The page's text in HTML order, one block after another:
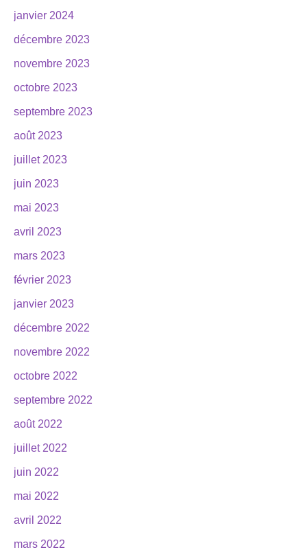
janvier 2024
décembre 2023
novembre 2023
octobre 2023
septembre 2023
août 2023
juillet 2023
juin 2023
mai 2023
avril 2023
mars 2023
février 2023
janvier 2023
décembre 2022
novembre 2022
octobre 2022
septembre 2022
août 2022
juillet 2022
juin 2022
mai 2022
avril 2022
mars 2022